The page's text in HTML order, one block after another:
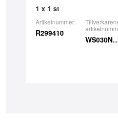
1 x 1 st
Artikelnummer:
R299410